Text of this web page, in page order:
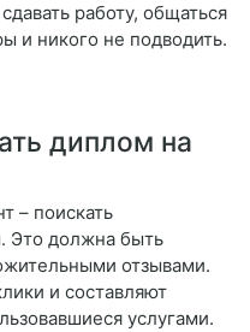
работу, общаться
и никого не подводить.
диплом на
– поискать
Это должна быть
отзывами.
и составляют
услугами.